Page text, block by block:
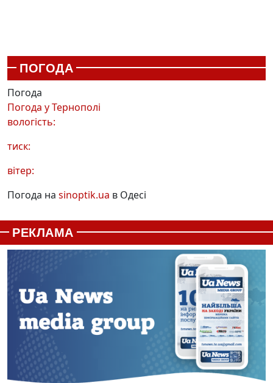
ПОГОДА
Погода
Погода уТернополі
вологість:
тиск:
вітер:
Погода на sinoptik.ua в Одесі
РЕКЛАМА